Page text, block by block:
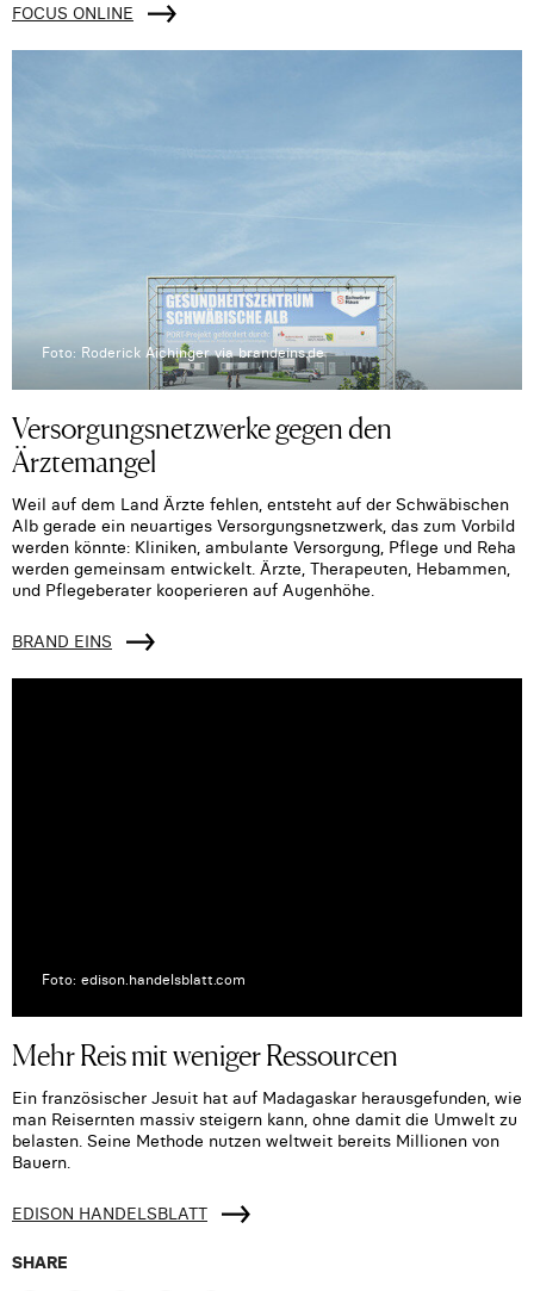
FOCUS ONLINE
Foto: Roderick Aichinger via brandeins.de
Versorgungsnetzwerke gegen den
Ärztemangel
Weil auf dem Land Ärzte fehlen, entsteht auf der Schwäbischen
Alb gerade ein neuartiges Versorgungsnetzwerk, das zum Vorbild
werden könnte: Kliniken, ambulante Versorgung, Pflege und Reha
werden gemeinsam entwickelt. Ärzte, Therapeuten, Hebammen,
und Pflegeberater kooperieren auf Augenhöhe.
BRAND EINS
Foto: edison.handelsblatt.com
Mehr Reis mit weniger Ressourcen
Ein französischer Jesuit hat auf Madagaskar herausgefunden, wie
man Reisernten massiv steigern kann, ohne damit die Umwelt zu
belasten. Seine Methode nutzen weltweit bereits Millionen von
Bauern.
EDISON HANDELSBLATT
SHARE